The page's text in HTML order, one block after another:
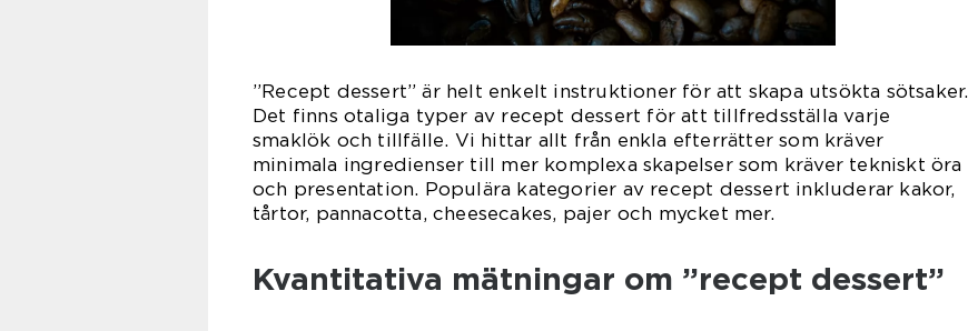
”Recept dessert” är helt enkelt instruktioner för att skapa utsökta sötsaker.
Det finns otaliga typer av recept dessert för att tillfredsställa varje
smaklök och tillfälle. Vi hittar allt från enkla efterrätter som kräver
minimala ingredienser till mer komplexa skapelser som kräver tekniskt öra
och presentation. Populära kategorier av recept dessert inkluderar kakor,
tårtor, pannacotta, cheesecakes, pajer och mycket mer.
Kvantitativa mätningar om ”recept dessert”